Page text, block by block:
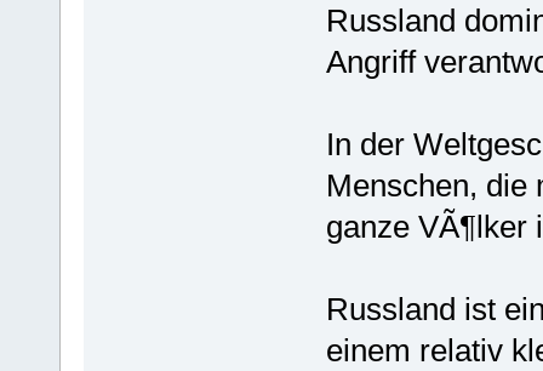
Russland
Angriff
In der
Menschen,
ganze
Russland ist
einem relativ